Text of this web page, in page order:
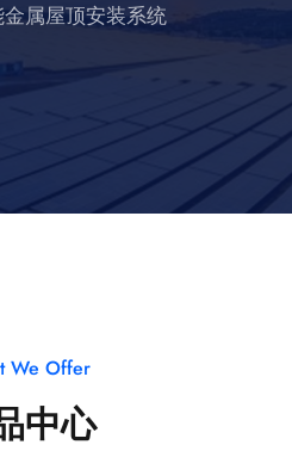
属屋顶安装系统
We Offer
中心